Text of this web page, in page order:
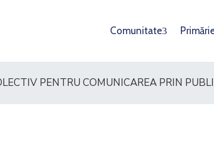
Comunitate
PENTRU COMUNICAREA PRIN